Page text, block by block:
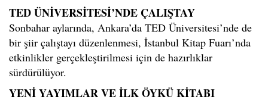
TED ÜNİVERSİTESİ’NDE ÇALIŞTAY
Sonbahar aylarında, Ankara’da TED Üniversitesi’nde de
bir şiir çalıştayı düzenlenmesi, İstanbul Kitap Fuarı’nda
etkinlikler gerçekleştirilmesi için de hazırlıklar
sürdürülüyor.
YENİ YAYIMLAR VE İLK ÖYKÜ KİTABI